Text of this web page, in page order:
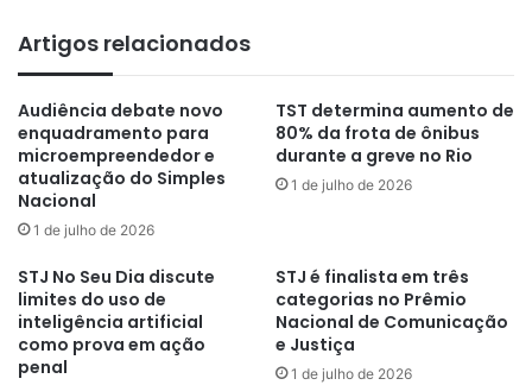
Artigos relacionados
Audiência debate novo
enquadramento para
microempreendedor e
atualização do Simples
Nacional
1 de julho de 2026
TST determina aumento de
80% da frota de ônibus
durante a greve no Rio
1 de julho de 2026
STJ No Seu Dia discute
limites do uso de
inteligência artificial
como prova em ação
penal
STJ é finalista em três
categorias no Prêmio
Nacional de Comunicação
e Justiça
1 de julho de 2026